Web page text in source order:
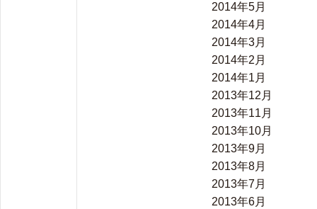
2014年5月
2014年4月
2014年3月
2014年2月
2014年1月
2013年12月
2013年11月
2013年10月
2013年9月
2013年8月
2013年7月
2013年6月